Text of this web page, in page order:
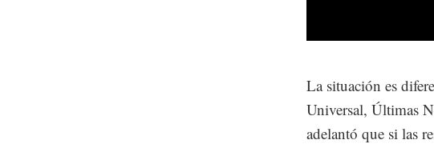
La situación es
Universal, Últimas
adelantó que si las